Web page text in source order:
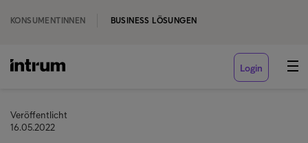
KONSUMENTINNEN BUSINESS LÖSUNGEN
Login
Veröffentlicht
16.05.2022